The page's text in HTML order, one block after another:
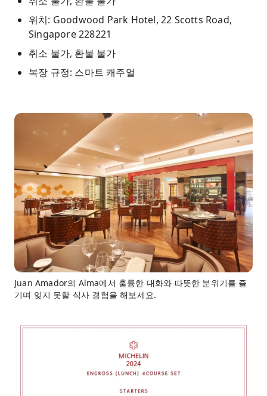
위치: Goodwood Park Hotel, 22 Scotts Road,
Singapore 228221
취소 불가, 환불 불가
복장 규정: 스마트 캐주얼
Juan Amador의 Alma에서 훌륭한 대화와 따뜻한 분위기를 즐
기며 잊지 못할 식사 경험을 해보세요.